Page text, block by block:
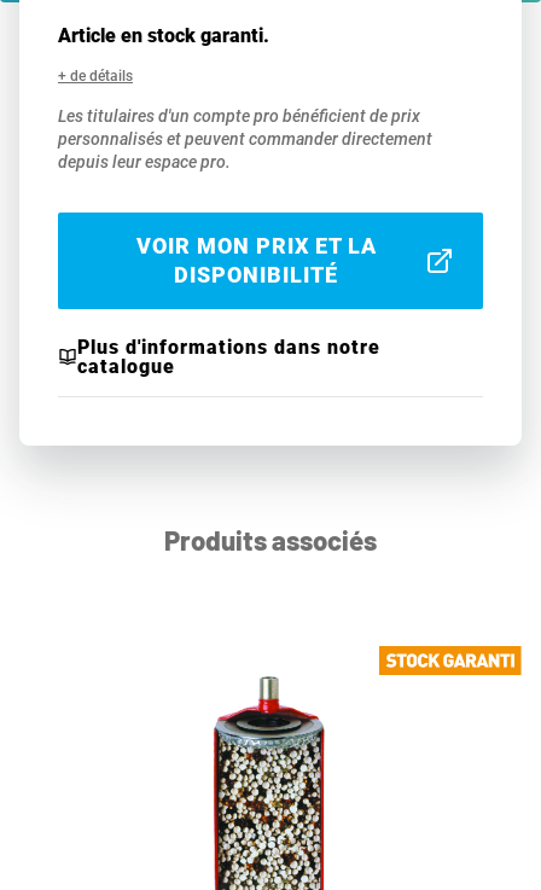
Article en stock garanti.
+ de détails
Les titulaires d'un compte pro bénéficient de prix
personnalisés et peuvent commander directement
depuis leur espace pro.
VOIR MON PRIX ET LA
DISPONIBILITÉ
Plus d'informations dans notre
catalogue
Produits associés